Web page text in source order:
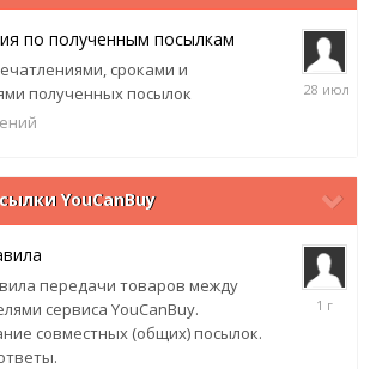
по полученным посылкам
сроками и
полученных посылок
28
YouCanBuy
передачи товаров между
сервиса YouCanBuy.
совместных (общих) посылок.